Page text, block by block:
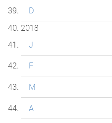
D
2018
J
F
M
A